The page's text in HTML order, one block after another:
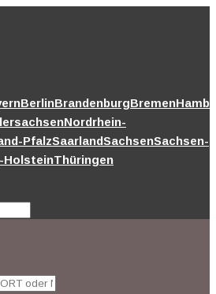
BerlinBrandenburgBremen
Nordrhein-
PfalzSaarlandSachsenSachsen-
HolsteinThüringen